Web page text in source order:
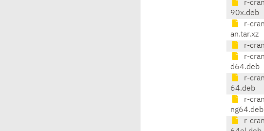
r-
90x.deb
r-
an.tar.xz
r-
r-
d64.deb
r-
64.deb
r-
ng64.deb
r-